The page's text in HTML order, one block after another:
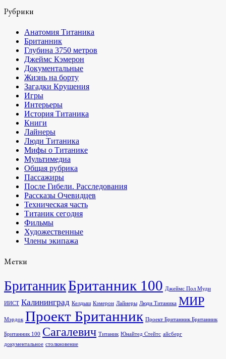
Рубрики
Анатомия Титаника
Британник
Глубина 3750 метров
Джеймс Кэмерон
Документальные
Жизнь на борту
Загадки Крушения
Игры
Интерьеры
История Титаника
Книги
Лайнеры
Люди Титаника
Мифы о Титанике
Мультимедиа
Общая рубрика
Пассажиры
После Гибели. Расследования
Рассказы Очевидцев
Техническая часть
Титаник сегодня
Фильмы
Художественные
Члены экипажа
Метки
БританникБританник 100 Джеймс Пол Муди
ИИСТ Калининград Келдыш Кэмерон Лайнеры Люди Титаника МИР
Мэрдок Проект Британник Проект Британник Британник
Британник 100 Сагалевич Титаник Юнайтед Стейтс айсберг
документальное столкновение